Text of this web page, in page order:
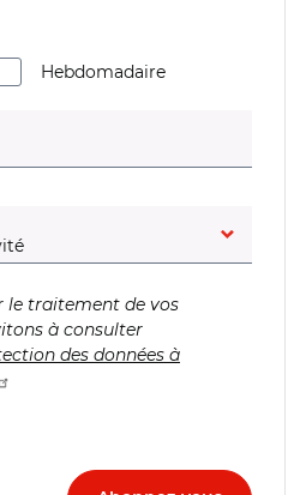
Hebdomadaire
obligatoire)
le traitement de vos
à consulter
des données à